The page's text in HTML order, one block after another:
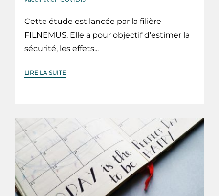
Cette étude est lancée par la filière
FILNEMUS. Elle a pour objectif d'estimer la
sécurité, les effets...
LIRE LA SUITE